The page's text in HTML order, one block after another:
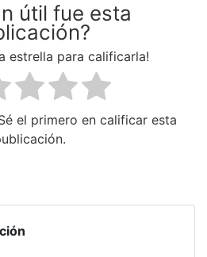
útil fue esta
estrella para calificarla!
el primero en calificar esta